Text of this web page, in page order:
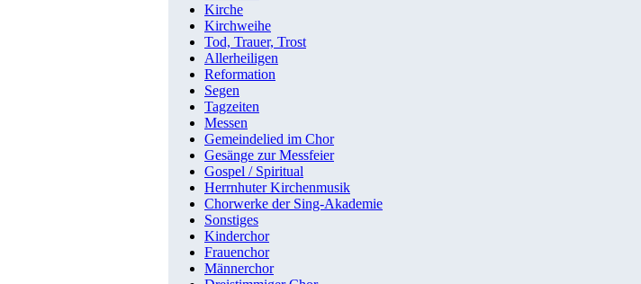
Kirche
Kirchweihe
Tod, Trauer, Trost
Allerheiligen
Reformation
Segen
Tagzeiten
Messen
Gemeindelied im Chor
Gesänge zur Messfeier
Gospel / Spiritual
Herrnhuter Kirchenmusik
Chorwerke der Sing-Akademie
Sonstiges
Kinderchor
Frauenchor
Männerchor